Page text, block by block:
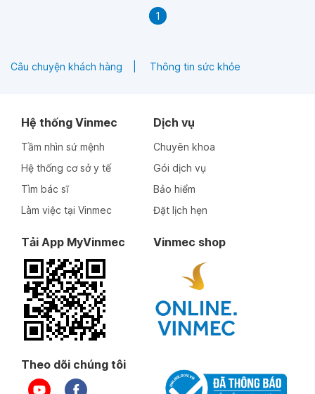
1
Câu chuyện khách hàng Thông tin sức khỏe
Hệ thống Vinmec
Tầm nhìn sứ mệnh
Hệ thống cơ sở y tế
Tìm bác sĩ
Làm việc tại Vinmec
Dịch vụ
Chuyên khoa
Gói dịch vụ
Bảo hiểm
Đặt lịch hẹn
Tải App MyVinmec Vinmec shop
Theo dõi chúng tôi